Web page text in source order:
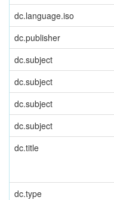
dc.language.iso
dc.publisher
dc.subject
dc.subject
dc.subject
dc.subject
dc.title
dc.type